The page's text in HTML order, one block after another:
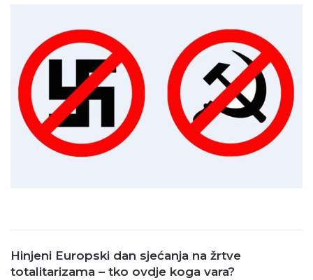
Hinjeni Europski dan sjećanja na žrtve
totalitarizama – tko ovdje koga vara?